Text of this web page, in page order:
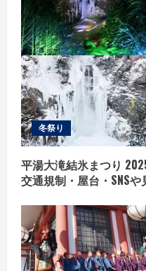
冬祭り
平湯大滝結氷まつり
交通規制・屋台・SNSや